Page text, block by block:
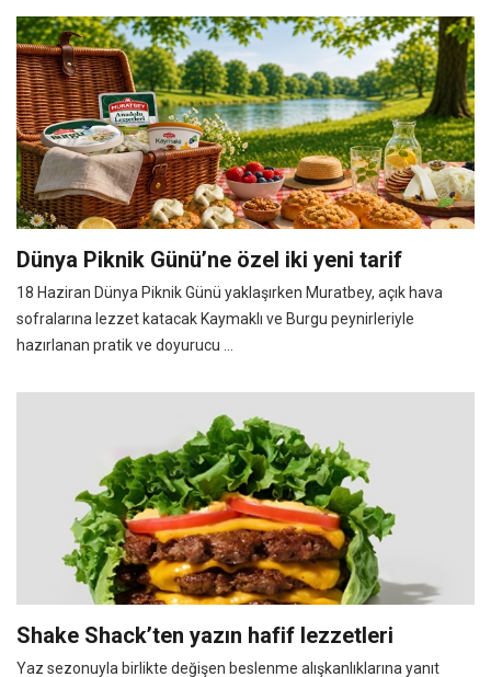
Dünya Piknik Günü’ne özel iki yeni tarif
18 Haziran Dünya Piknik Günü yaklaşırken Muratbey, açık hava
sofralarına lezzet katacak Kaymaklı ve Burgu peynirleriyle
hazırlanan pratik ve doyurucu ...
Shake Shack’ten yazın hafif lezzetleri
Yaz sezonuyla birlikte değişen beslenme alışkanlıklarına yanıt